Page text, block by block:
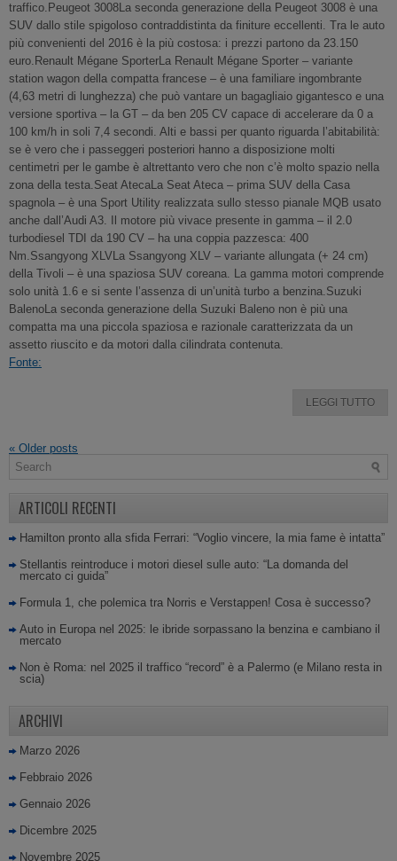
traffico.Peugeot 3008La seconda generazione della Peugeot 3008 è una
SUV dallo stile spigoloso contraddistinta da finiture eccellenti. Tra le auto
più convenienti del 2016 è la più costosa: i prezzi partono da 23.150
euro.Renault Mégane SporterLa Renault Mégane Sporter – variante
station wagon della compatta francese – è una familiare ingombrante
(4,63 metri di lunghezza) che può vantare un bagagliaio gigantesco e una
versione sportiva – la GT – da ben 205 CV capace di accelerare da 0 a
100 km/h in soli 7,4 secondi. Alti e bassi per quanto riguarda l’abitabilità:
se è vero che i passeggeri posteriori hanno a disposizione molti
centimetri per le gambe è altrettanto vero che non c’è molto spazio nella
zona della testa.Seat AtecaLa Seat Ateca – prima SUV della Casa
spagnola – è una Sport Utility realizzata sullo stesso pianale MQB usato
anche dall’Audi A3. Il motore più vivace presente in gamma – il 2.0
turbodiesel TDI da 190 CV – ha una coppia pazzesca: 400
Nm.Ssangyong XLVLa Ssangyong XLV – variante allungata (+ 24 cm)
della Tivoli – è una spaziosa SUV coreana. La gamma motori comprende
solo unità 1.6 e si sente l’assenza di un’unità turbo a benzina.Suzuki
BalenoLa seconda generazione della Suzuki Baleno non è più una
compatta ma una piccola spaziosa e razionale caratterizzata da un
assetto riuscito e da motori dalla cilindrata contenuta.
Fonte:
LEGGI TUTTO
« Older posts
ARTICOLI RECENTI
Hamilton pronto alla sfida Ferrari: “Voglio vincere, la mia fame è intatta”
Stellantis reintroduce i motori diesel sulle auto: “La domanda del
mercato ci guida”
Formula 1, che polemica tra Norris e Verstappen! Cosa è successo?
Auto in Europa nel 2025: le ibride sorpassano la benzina e cambiano il
mercato
Non è Roma: nel 2025 il traffico “record” è a Palermo (e Milano resta in
scia)
ARCHIVI
Marzo 2026
Febbraio 2026
Gennaio 2026
Dicembre 2025
Novembre 2025